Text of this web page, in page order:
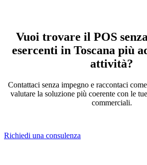
Vuoi trovare il POS
esercenti in Toscana più
attività?
Contattaci senza impegno e raccontaci
valutare la soluzione più coerente con le
commerciali.
Richiedi una consulenza